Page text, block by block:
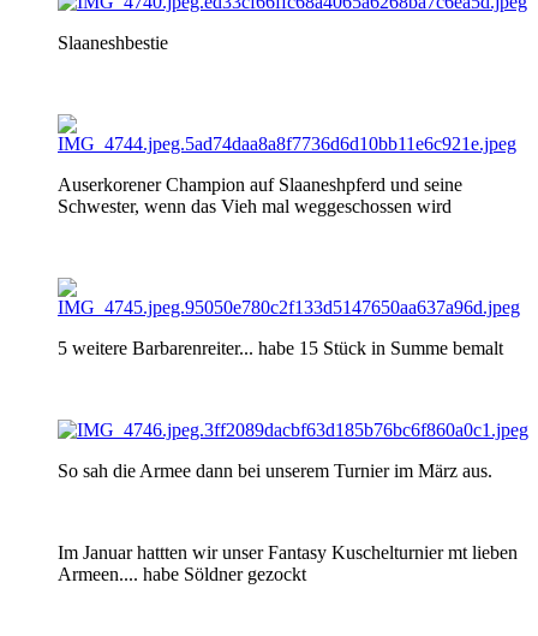
Slaaneshbestie
Auserkorener Champion auf Slaaneshpferd und seine
Schwester, wenn das Vieh mal weggeschossen wird
5 weitere Barbarenreiter... habe 15 Stück in Summe bemalt
So sah die Armee dann bei unserem Turnier im März aus.
Im Januar hattten wir unser Fantasy Kuschelturnier mt lieben
Armeen.... habe Söldner gezockt